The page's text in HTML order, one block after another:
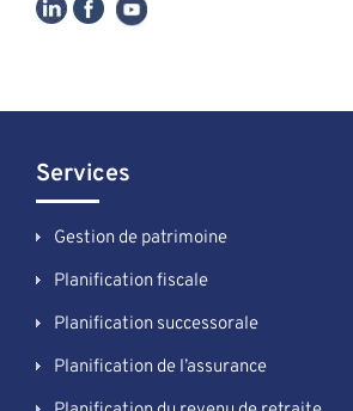
Services
Gestion de patrimoine
Planification fiscale
Planification successorale
Planification de l’assurance